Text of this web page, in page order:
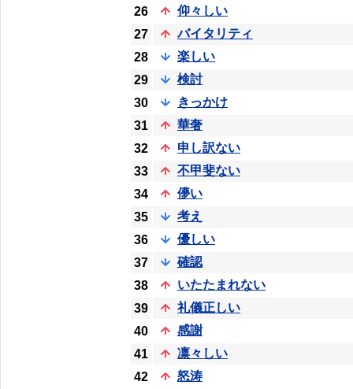
26
仰々しい
27
バイタリティ
28
楽しい
29
検討
30
きっかけ
31
華奢
32
申し訳ない
33
不甲斐ない
34
儚い
35
考え
36
優しい
37
確認
38
いたたまれない
39
礼儀正しい
40
感謝
41
凛々しい
42
怒涛